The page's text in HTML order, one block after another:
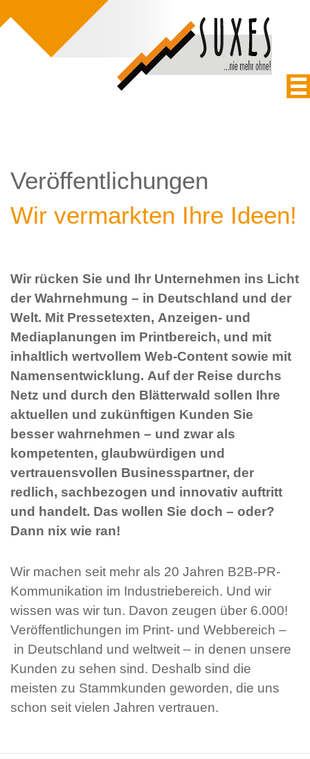
Veröffentlichungen
Wir vermarkten Ihre Ideen!
Wir rücken Sie und Ihr Unternehmen ins Licht
der Wahrnehmung – in Deutschland und der
Welt. Mit Pressetexten, Anzeigen- und
Mediaplanungen im Printbereich, und mit
inhaltlich wertvollem Web-Content sowie mit
Namensentwicklung. Auf der Reise durchs
Netz und durch den Blätterwald sollen Ihre
aktuellen und zukünftigen Kunden Sie
besser wahrnehmen – und zwar als
kompetenten, glaubwürdigen und
vertrauensvollen Businesspartner, der
redlich, sachbezogen und innovativ auftritt
und handelt. Das wollen Sie doch – oder?
Dann nix wie ran!
Wir machen seit mehr als 20 Jahren B2B-PR-
Kommunikation im Industriebereich. Und wir
wissen was wir tun. Davon zeugen über 6.000!
Veröffentlichungen im Print- und Webbereich –
in Deutschland und weltweit – in denen unsere
Kunden zu sehen sind. Deshalb sind die
meisten zu Stammkunden geworden, die uns
schon seit vielen Jahren vertrauen.